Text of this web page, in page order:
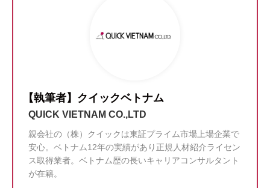
【執筆者】クイックベトナム
QUICK VIETNAM CO.,LTD
親会社の（株）クイックは東証プライム市場上場企業で
安心。ベトナム12年の実績があり正規人材紹介ライセン
ス取得業者。ベトナム歴の長いキャリアコンサルタント
が在籍。